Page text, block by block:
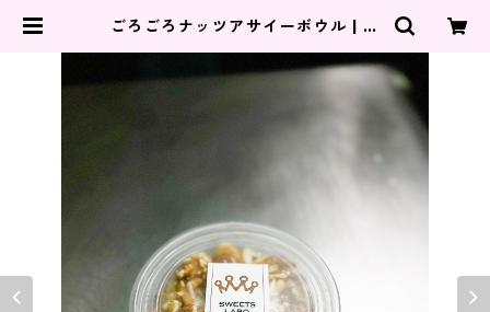
ごろごろナッツアサイーボウル | 広
（パン、ケーキ、カフェ）